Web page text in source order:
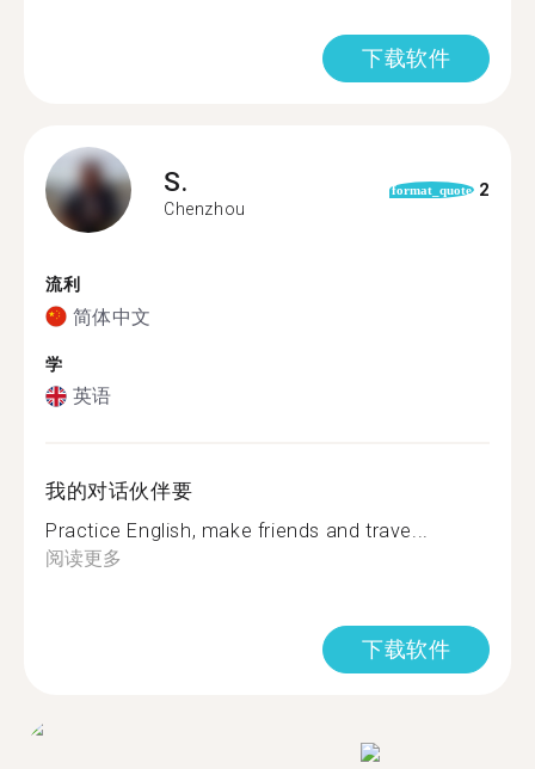
下载软件
S.
Chenzhou
format_quote 2
流利
简体中文
学
英语
我的对话伙伴要
Practice English, make friends and trave...
阅读更多
下载软件